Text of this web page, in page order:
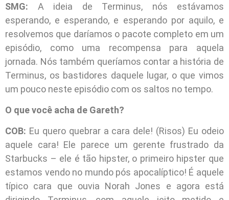
SMG: A ideia de Terminus, nós estávamos
esperando, e esperando, e esperando por aquilo, e
resolvemos que daríamos o pacote completo em um
episódio, como uma recompensa para aquela
jornada. Nós também queríamos contar a história de
Terminus, os bastidores daquele lugar, o que vimos
um pouco neste episódio com os saltos no tempo.
O que você acha de Gareth?
COB: Eu quero quebrar a cara dele! (Risos) Eu odeio
aquele cara! Ele parece um gerente frustrado da
Starbucks – ele é tão hipster, o primeiro hipster que
estamos vendo no mundo pós apocalíptico! É aquele
típico cara que ouvia Norah Jones e agora está